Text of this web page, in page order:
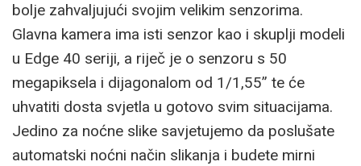
bolje zahvaljujući svojim velikim senzorima.
Glavna kamera ima isti senzor kao i skuplji modeli
u Edge 40 seriji, a riječ je o senzoru s 50
megapiksela i dijagonalom od 1/1,55” te će
uhvatiti dosta svjetla u gotovo svim situacijama.
Jedino za noćne slike savjetujemo da poslušate
automatski noćni način slikanja i budete mirni